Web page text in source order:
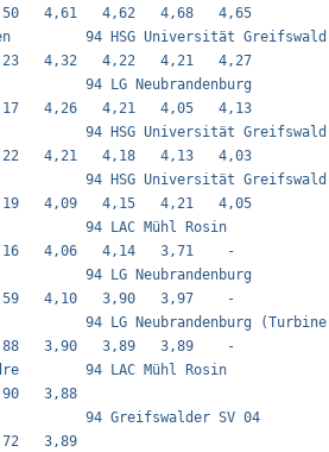
4,61   4,62   4,68   4,65
94 HSG Universität
4,32   4,22   4,21   4,27
94 LG
4,26   4,21   4,05   4,13
94 HSG Universität
4,21   4,18   4,13   4,03
94 HSG Universität
4,09   4,15   4,21   4,05
94 LAC Mühl Rosin
4,06   4,14   3,71    -
94 LG
4,10   3,90   3,97    -
94 LG Neubrandenburg
3,90   3,89   3,89    -
Andre        94 LAC Mühl Rosin
-     3,90   3,88
94 Greifswalder SV
3,72   3,89